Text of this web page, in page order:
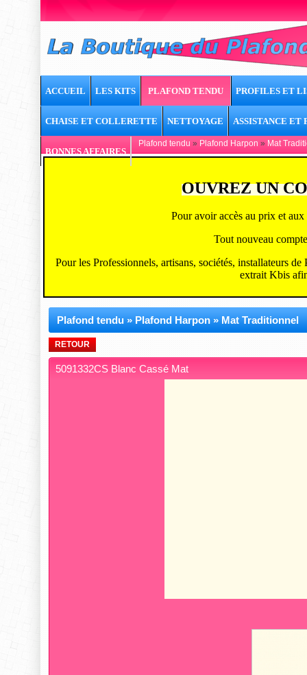
ACCUEIL LES KITS PLAFOND TENDU PROFILES ET
CHAISE ET COLLERETTE NETTOYAGE ASSISTANCE ET
BONNES AFFAIRES
Plafond tendu » Plafond Harpon » Mat
OUVREZ UN
Pour avoir accès au prix et
Tout nouveau
Pour les Professionnels, artisans, sociétés, installateurs
extrait Kbis
Plafond tendu»Plafond Harpon»Mat Traditionnel
RETOUR
5091332CS Blanc Cassé Mat